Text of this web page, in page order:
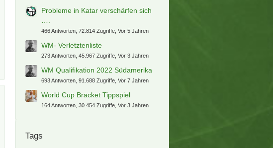
Probleme in Katar verschärfen sich
466 Antworten, 72.814 Zugriffe, Vor 5 Jahren
WM- Verletztenliste
273 Antworten, 45.967 Zugriffe, Vor 3 Jahren
WM Qualifikation 2022 Südamerika
693 Antworten, 91.688 Zugriffe, Vor 7 Jahren
World Cup Bracket Tippspiel
164 Antworten, 30.454 Zugriffe, Vor 3 Jahren
Tags